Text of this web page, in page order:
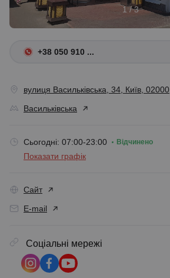
1 / 3
+38 050 910 ...
вулиця Васильківська, 34, Київ, 02000
Васильківська
Сьогодні: 07:00-23:00 Відчинено
Показати графік
Сайт
E-mail
Соціальні мережі